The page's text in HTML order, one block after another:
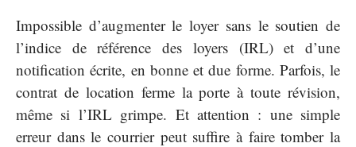
Impossible d’augmenter le loyer sans le soutien de
l’indice de référence des loyers (IRL) et d’une
notification écrite, en bonne et due forme. Parfois, le
contrat de location ferme la porte à toute révision,
même si l’IRL grimpe. Et attention : une simple
erreur dans le courrier peut suffire à faire tomber la